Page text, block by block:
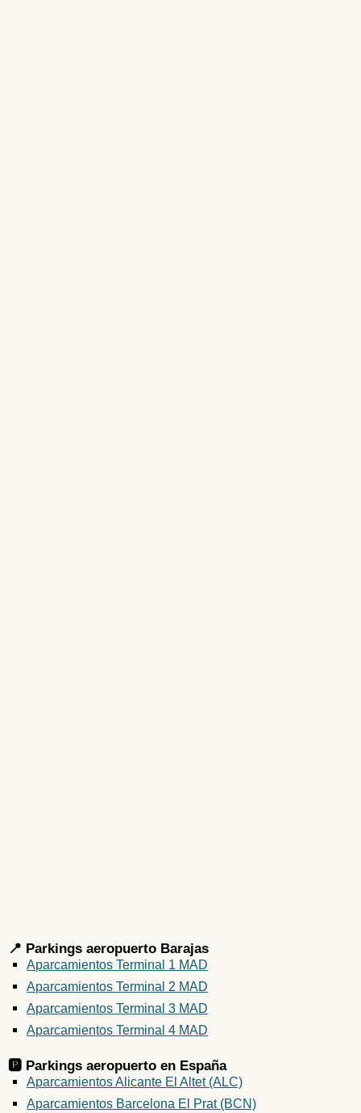
📍 Parkings aeropuerto Barajas
Aparcamientos Terminal 1 MAD
Aparcamientos Terminal 2 MAD
Aparcamientos Terminal 3 MAD
Aparcamientos Terminal 4 MAD
🅿️ Parkings aeropuerto en España
Aparcamientos Alicante El Altet (ALC)
Aparcamientos Barcelona El Prat (BCN)